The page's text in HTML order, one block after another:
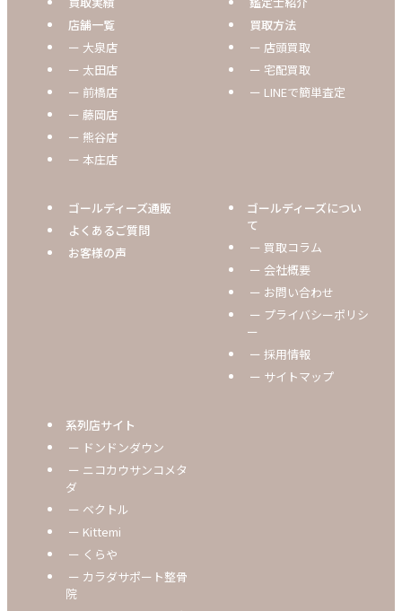
店舗一覧
ー 大泉店
ー 太田店
ー 前橋店
ー 藤岡店
ー 熊谷店
ー 本庄店
買取方法
ー 店頭買取
ー 宅配買取
ー LINEで簡単査定
ゴールディーズ通販
よくあるご質問
お客様の声
ゴールディーズについ
て
ー 買取コラム
ー 会社概要
ー お問い合わせ
ー プライバシーポリシ
ー
ー 採用情報
ー サイトマップ
系列店サイト
ー ドンドンダウン
ー ニコカウサンコメタ
ダ
ー ベクトル
ー Kittemi
ー くらや
ー カラダサポート整骨
院